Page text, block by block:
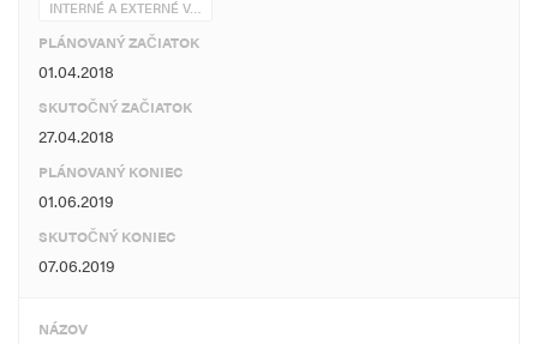
INTERNÉ A EXTERNÉ V…
PLÁNOVANÝ ZAČIATOK
01.04.2018
SKUTOČNÝ ZAČIATOK
27.04.2018
PLÁNOVANÝ KONIEC
01.06.2019
SKUTOČNÝ KONIEC
07.06.2019
NÁZOV